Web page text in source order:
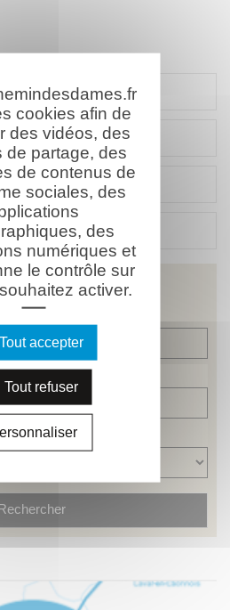
Mémorial virtuel
ce combattant
ce combattant
pour ce combattant
cookies afin de
des vidéos, des
de partage, des
de contenus de
sociales, des
des
numériques et
le contrôle sur
activer.
Tout accepter
Tout refuser